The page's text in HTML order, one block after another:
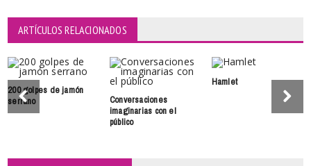
ARTÍCULOS RELACIONADOS
200 golpes de jamón
serrano Conversaciones
imaginarias con el
público
Hamlet